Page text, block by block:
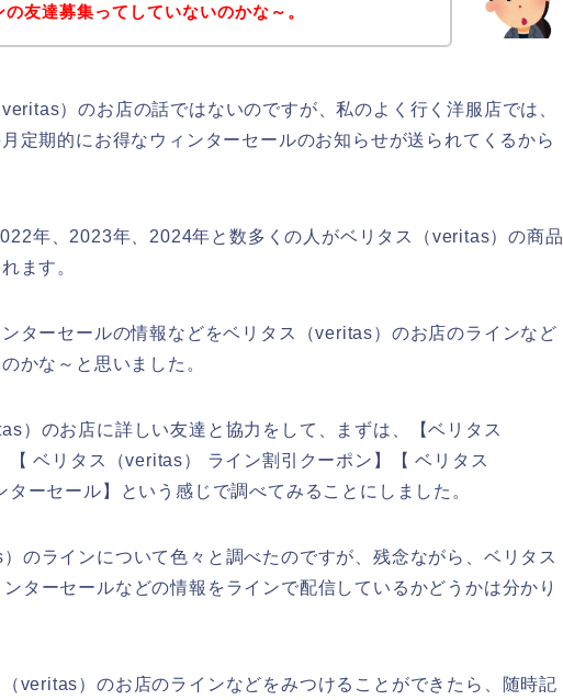
の友達募集ってしていないのかな～。
）のお店の話ではないのですが、私のよく行く洋服店では、
定期的にお得なウィンターセールのお知らせが送られてくるから
年、2023年、2024年と数多くの人がベリタス（veritas）の商品
ます。
ターセールの情報などをベリタス（veritas）のお店のラインなど
かな～と思いました。
）のお店に詳しい友達と協力をして、まずは、【ベリタス
【 ベリタス（veritas） ライン割引クーポン】【 ベリタス
ターセール】という感じで調べてみることにしました。
のラインについて色々と調べたのですが、残念ながら、ベリタス
ターセールなどの情報をラインで配信しているかどうかは分かり
veritas）のお店のラインなどをみつけることができたら、随時記